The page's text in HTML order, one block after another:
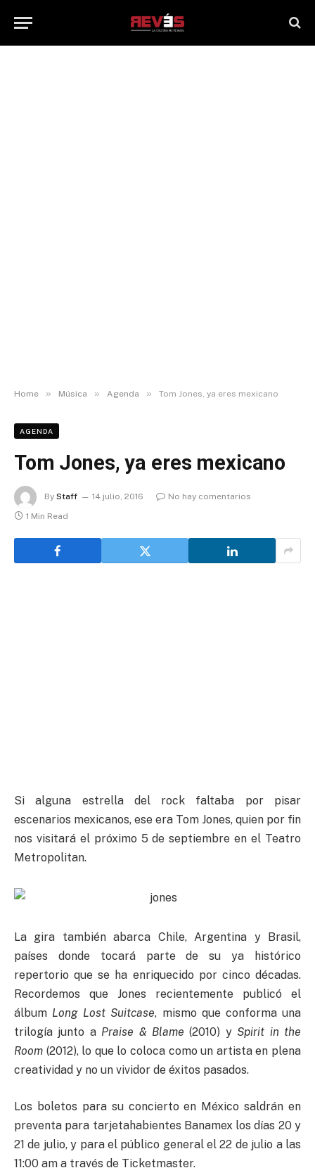
Home » Música » Agenda » Tom Jones, ya eres mexicano
AGENDA
Tom Jones, ya eres mexicano
By Staff 14 julio, 2016
No hay comentarios
1 Min Read
Si alguna estrella del rock faltaba por pisar
escenarios mexicanos, ese era Tom Jones, quien por fin
nos visitará el próximo 5 de septiembre en el Teatro
Metropolitan.
La gira también abarca Chile, Argentina y Brasil,
países donde tocará parte de su ya histórico
repertorio que se ha enriquecido por cinco décadas.
Recordemos que Jones recientemente publicó el
álbum Long Lost Suitcase, mismo que conforma una
trilogía junto a Praise & Blame (2010) y Spirit in the
Room (2012), lo que lo coloca como un artista en plena
creatividad y no un vividor de éxitos pasados.
Los boletos para su concierto en México saldrán en
preventa para tarjetahabientes Banamex los días 20 y
21 de julio, y para el público general el 22 de julio a las
11:00 am a través de Ticketmaster.